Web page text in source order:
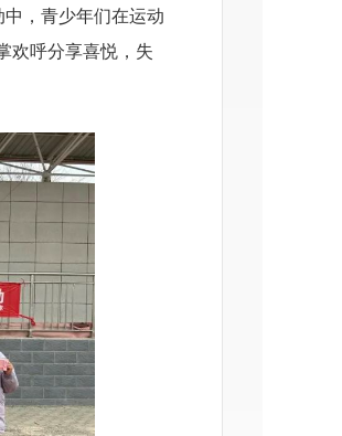
，青少年们在运动
欢呼分享喜悦，失